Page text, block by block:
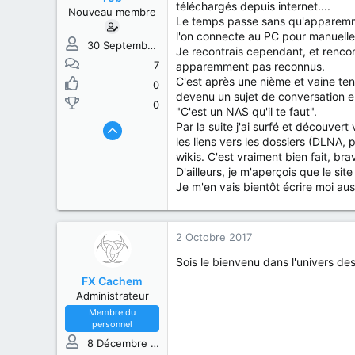
u
e
t
u
t
Nouveau membre
30 Septembre 2017
7
0
0
téléchargés depuis internet....
Le temps passe sans
l'on connecte au PC pour
Je recontrais cependant, et
apparemment pas reconnus.
C'est après une nième et vaine
devenu un sujet de conversation
"C'est un NAS qu'il te faut".
Par la suite j'ai surfé et
les liens vers les dossiers
wikis. C'est vraiment bien fait,
D'ailleurs, je m'aperçois que le
Je m'en vais bientôt écrire moi
FX Cachem
Administrateur
Membre du
personnel
8 Décembre 2013
2 Octobre 2017
Sois le bienvenu dans l'univers